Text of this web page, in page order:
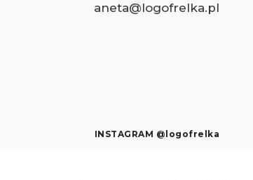
aneta@logofrelka.pl
INSTAGRAM @logofrelka